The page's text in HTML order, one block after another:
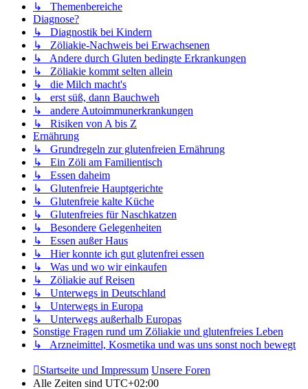
↳ Themenbereiche
Diagnose?
↳ Diagnostik bei Kindern
↳ Zöliakie-Nachweis bei Erwachsenen
↳ Andere durch Gluten bedingte Erkrankungen
↳ Zöliakie kommt selten allein
↳ die Milch macht's
↳ erst süß, dann Bauchweh
↳ andere Autoimmunerkrankungen
↳ Risiken von A bis Z
Ernährung
↳ Grundregeln zur glutenfreien Ernährung
↳ Ein Zöli am Familientisch
↳ Essen daheim
↳ Glutenfreie Hauptgerichte
↳ Glutenfreie kalte Küche
↳ Glutenfreies für Naschkatzen
↳ Besondere Gelegenheiten
↳ Essen außer Haus
↳ Hier konnte ich gut glutenfrei essen
↳ Was und wo wir einkaufen
↳ Zöliakie auf Reisen
↳ Unterwegs in Deutschland
↳ Unterwegs in Europa
↳ Unterwegs außerhalb Europas
Sonstige Fragen rund um Zöliakie und glutenfreies Leben
↳ Arzneimittel, Kosmetika und was uns sonst noch bewegt
Startseite und Impressum Unsere Foren
Alle Zeiten sind UTC+02:00